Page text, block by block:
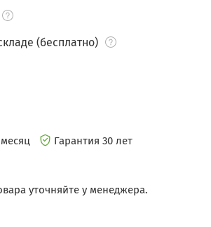
(бесплатно)
Гарантия 30 лет
уточняйте у менеджера.